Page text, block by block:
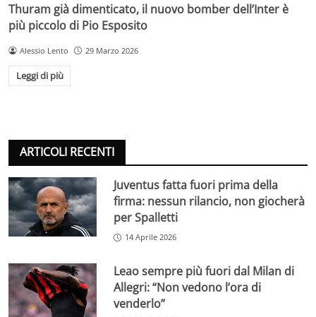
Thuram già dimenticato, il nuovo bomber dell’Inter è
più piccolo di Pio Esposito
Alessio Lento 29 Marzo 2026
Leggi di più
ARTICOLI RECENTI
Juventus fatta fuori prima della
firma: nessun rilancio, non giocherà
per Spalletti
14 Aprile 2026
Leao sempre più fuori dal Milan di
Allegri: “Non vedono l’ora di
venderlo”